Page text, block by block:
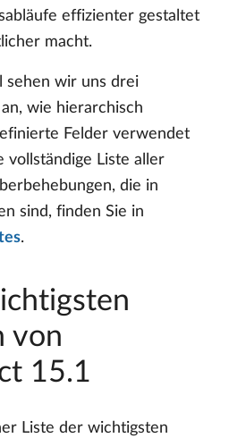
effizienter gestaltet
macht.
sehen wir uns drei
wie hierarchisch
Felder verwendet
vollständige Liste aller
die in
sind, finden Sie in
.
von
15.1
Liste der wichtigsten